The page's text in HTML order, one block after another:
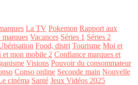
La TV Pokemon Rapport aux
Vacances Séries 1 Séries 2
Food, distri Tourisme Moi et
et mon mobile 2 Confiance marques et
Visions Pouvoir du consommateur
Conso online Seconde main Nouvelle
cinéma Santé Jeux Vidéos 2025